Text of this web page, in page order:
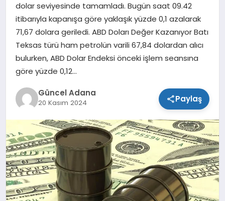
TEKNOLOJI
dolar seviyesinde tamamladı. Bugün saat 09.42
itibarıyla kapanışa göre yaklaşık yüzde 0,1 azalarak
71,67 dolara geriledi. ABD Doları Değer Kazanıyor Batı
Teksas türü ham petrolün varili 67,84 dolardan alıcı
bulurken, ABD Dolar Endeksi önceki işlem seansına
göre yüzde 0,12…
Güncel Adana
20 Kasım 2024 Paylaş